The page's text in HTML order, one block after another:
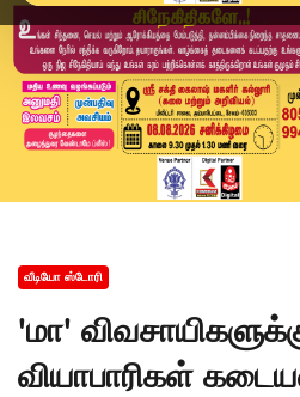
வீடியோ ஸ்டோரி
'மா'
வியாபாரிகள்